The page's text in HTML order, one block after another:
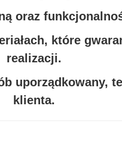
oraz
które
realizacji.
uporządkowany,
klienta.